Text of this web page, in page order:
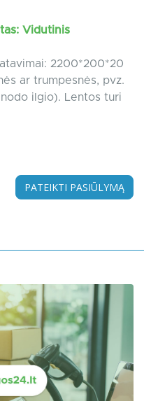
Vidutinis
2200*200*20
ar trumpesnės, pvz.
ilgio). Lentos turi
PATEIKTI PASIŪLYMĄ